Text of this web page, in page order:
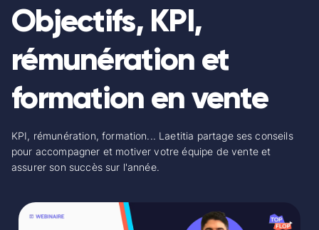
Objectifs, KPI,
rémunération et
formation en vente
KPI, rémunération, formation... Laetitia partage ses conseils
pour accompagner et motiver votre équipe de vente et
assurer son succès sur l'année.